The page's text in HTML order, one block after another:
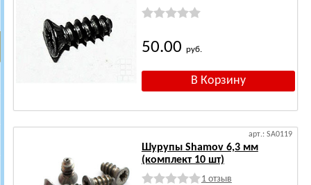
50.00 руб.
арт.: SA0119
Шурупы Shamov 6,3 мм
(комплект 10 шт)
1 отзыв